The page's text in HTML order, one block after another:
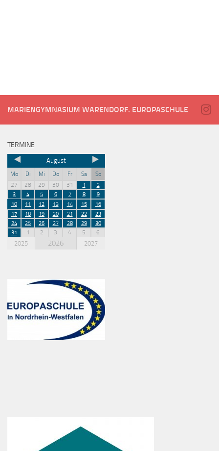
MARIENGYMNASIUM WARENDORF. EUROPASCHULE
TERMINE
August
Mo Di Mi Do Fr Sa
So
27
28 29 30 31 1
2
3
4 5 6 7 8
9
10
11 12 13 14 15
16
17
18 19 20 21 22
23
24
25 26 27 28 29
30
31
1 2 3 4 5 6
2025 2026 2027